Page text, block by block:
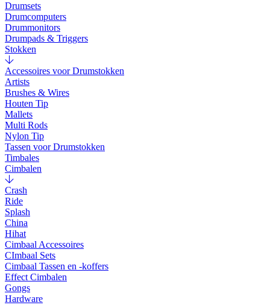
Drumsets
Drumcomputers
Drummonitors
Drumpads & Triggers
Stokken
Accessoires voor Drumstokken
Artists
Brushes & Wires
Houten Tip
Mallets
Multi Rods
Nylon Tip
Tassen voor Drumstokken
Timbales
Cimbalen
Crash
Ride
Splash
China
Hihat
Cimbaal Accessoires
CImbaal Sets
Cimbaal Tassen en -koffers
Effect Cimbalen
Gongs
Hardware